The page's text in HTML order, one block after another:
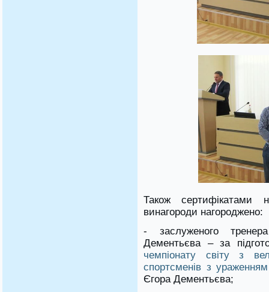
Також сертифікатами
винагороди нагороджено:
- заслуженого
Дементьєва – за
чемпіонату світу з
спортсменів з
Єгора Дементьєва;